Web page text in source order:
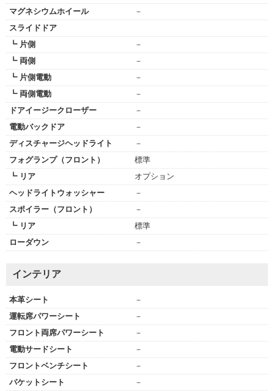
マグネシウムホイール
－
スライドドア
┗ 片側
－
┗ 両側
－
┗ 片側電動
－
┗ 両側電動
－
ドアイージークローザー
－
電動バックドア
－
ディスチャージヘッドライト
－
フォグランプ（フロント）
標準
┗ リア
オプション
ヘッドライトウォッシャー
－
スポイラー（フロント）
－
┗ リア
標準
ローダウン
－
インテリア
本革シート
－
運転席パワーシート
－
フロント両席パワーシート
－
電動サードシート
－
フロントベンチシート
－
バケットシート
－